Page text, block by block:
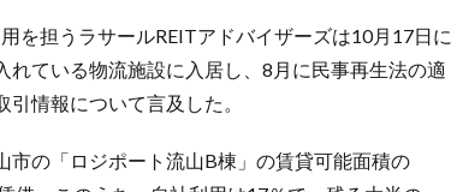
を担うラサールREITアドバイザーズは10月17日に
ている物流施設に入居し、8月に民事再生法の適
情報について言及した。
の「ロジポート流山B棟」の賃貸可能面積の